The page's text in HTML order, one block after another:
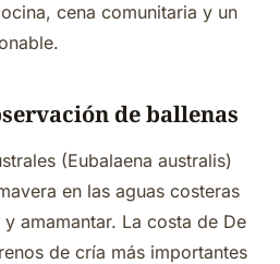
cena comunitaria y un
de ballenas
(Eubalaena australis)
en las aguas costeras
amamantar. La costa de De
de cría más importantes